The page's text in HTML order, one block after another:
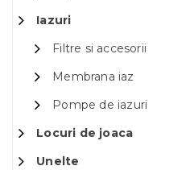
Iazuri
Filtre si accesorii
Membrana iaz
Pompe de iazuri
Locuri de joaca
Unelte